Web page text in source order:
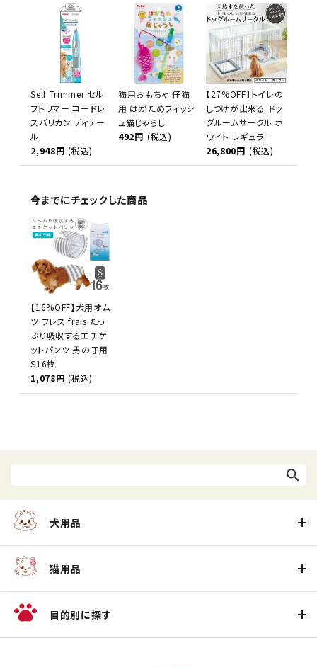
Self Trimmer セル
フトリマー コードレ
スバリカン ディテー
ル
2,948円 (税込)
猫用おもちゃ 仔猫
用 はがためフィッシ
ュ猫じゃらし
492円 (税込)
【27%OFF】トイレの
しつけが出来る ドッ
グルームサークル ホ
ワイト レギュラー
26,800円 (税込)
今までにチェックした商品
【16%OFF】犬用オム
ツ フレス frais たっ
ぷり吸収するエチケ
ットパンツ 男の子用
S16枚
1,078円 (税込)
犬用品
猫用品
目的別に探す